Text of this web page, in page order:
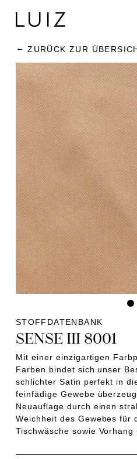
ZURÜCK ZUR
STOFFDATENBANK
SENSE III 8001
Mit einer einzigartigen
Farben bindet sich unser
schlichter Satin perfekt in
feinfädige Gewebe
Neuauflage durch einen
Weichheit des Gewebes für
Tischwäsche sowie